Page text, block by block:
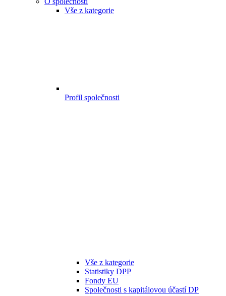
Vše z kategorie
Profil společnosti
Vše z kategorie
Statistiky DPP
Fondy EU
Společnosti s kapitálovou účastí DP